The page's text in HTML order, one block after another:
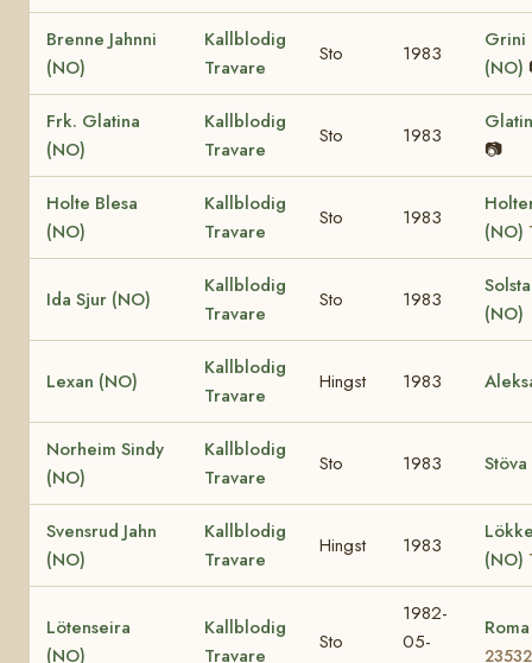
Brenne Jahnni
(NO)
Kallblodig
Travare
Sto 1983
Grini
(NO)
Frk. Glatina
(NO)
Kallblodig
Travare
Sto 1983
📷
Holte Blesa
(NO)
Kallblodig
Travare
Sto 1983
(NO)
Ida Sjur (NO)
Kallblodig
Travare
Sto 1983
(NO)
Lexan (NO)
Kallblodig
Travare
Hingst 1983
Norheim Sindy
(NO)
Kallblodig
Travare
Sto 1983
Svensrud Jahn
(NO)
Kallblodig
Travare
Hingst 1983
(NO)
Lötenseira
(NO)
Kallblodig
Travare
Sto
1982-
05-
23532